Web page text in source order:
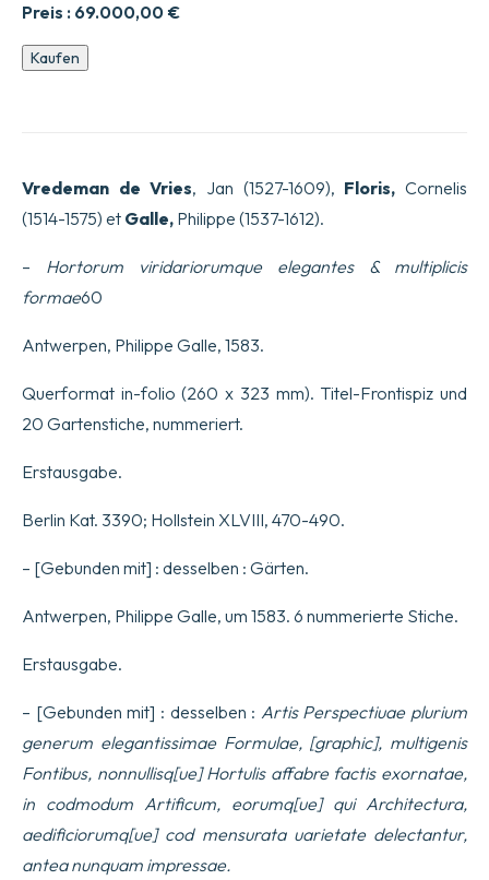
Preis : 69.000,00 €
Hortorum
viridariorumque
Kaufen
Vredeman de Vries, Jan (1527-1609), Floris, Cornelis
(1514-1575) et Galle, Philippe (1537-1612).
– Hortorum viridariorumque elegantes & multiplicis
formae60
Antwerpen, Philippe Galle, 1583.
Querformat in-folio (260 x 323 mm). Titel-Frontispiz und
20 Gartenstiche, nummeriert.
Erstausgabe.
Berlin Kat. 3390; Hollstein XLVIII, 470-490.
– [Gebunden mit] : desselben : Gärten.
Antwerpen, Philippe Galle, um 1583. 6 nummerierte Stiche.
Erstausgabe.
– [Gebunden mit] : desselben : Artis Perspectiuae plurium
generum elegantissimae Formulae, [graphic], multigenis
Fontibus, nonnullisq[ue] Hortulis affabre factis exornatae,
in codmodum Artificum, eorumq[ue] qui Architectura,
aedificiorumq[ue] cod mensurata uarietate delectantur,
antea nunquam impressae.